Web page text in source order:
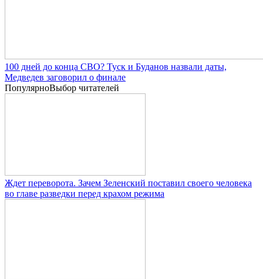
100 дней до конца СВО? Туск и Буданов назвали даты,
Медведев заговорил о финале
ПопулярноВыбор читателей
Ждет переворота. Зачем Зеленский поставил своего человека
во главе разведки перед крахом режима